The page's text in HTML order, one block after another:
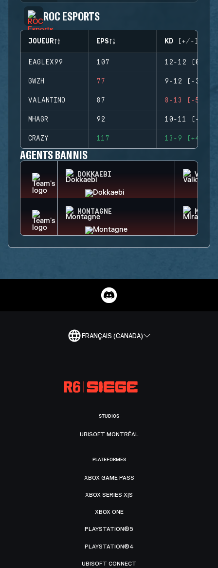
ROC ESPORTS
JOUEUR EPS KD (+/-)
EAGLEX99 107 12-12 (0)
GWZH 77 9-12 (-3)
VALANTINO 87 8-13 (-5)
MHAGR 92 10-11 (-1)
CRAZY 117 13-9 (+4)
AGENTS BANNIS
DOKKAEBI
MONTAGNE MIRA
FRANÇAIS (CANADA)
STUDIOS
UBISOFT MONTRÉAL
PLATEFORMES
XBOX GAME PASS
XBOX SERIES X|S
XBOX ONE
PLAYSTATION®5
PLAYSTATION®4
UBISOFT CONNECT